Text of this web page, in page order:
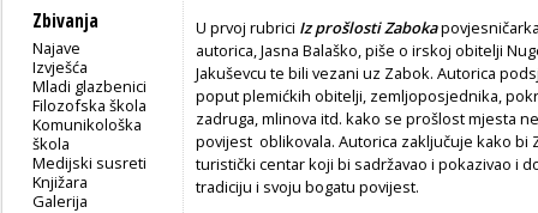
Zbivanja
Najave
Izvješća
Mladi glazbenici
Filozofska škola
Komunikološka
škola
Medijski susreti
Knjižara
Galerija
U prvoj rubrici Iz prošlosti Zaboka
autorica, Jasna Balaško, piše o irskoj obitelji
Jakuševcu te bili vezani uz Zabok. Autorica
poput plemićkih obitelji, zemljoposjednika,
zadruga, mlinova itd. kako se prošlost mjesta
povijest oblikovala. Autorica zaključuje kako
turistički centar koji bi sadržavao i pokazivao i
tradiciju i svoju bogatu povijest.